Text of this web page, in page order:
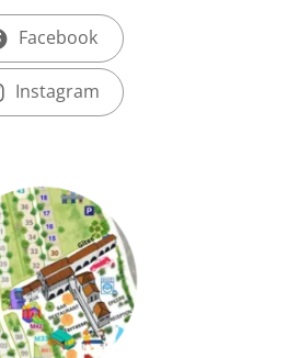
Facebook
Instagram